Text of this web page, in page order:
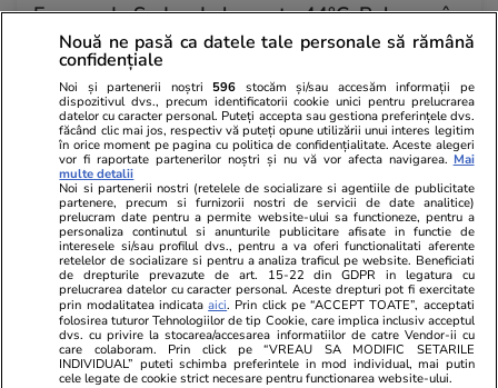
Europa de Sud arde la peste 44°C: Palermo în
pană de curent, mii de evacuați lângă
Bordeaux și flăcări necontrolate în Sicilia
Stiri Mondene 16:13
Dragoș Bucur, noi detalii despre viața la țară:
„Noroc cu poliția”. Cu ce vecini se înțelege
„foarte prost”
Stiri Mondene 16:08
Primele imagini cu fiica iubitului Ancăi Țurcașiu.
Tânăra a absolvit facultatea, iar artista a fost
Nouă ne pasă ca datele tale personale să rămână
confidențiale
Noi și partenerii noștri 596 stocăm și/sau accesăm informații pe
dispozitivul dvs., precum identificatorii cookie unici pentru prelucrarea
datelor cu caracter personal. Puteți accepta sau gestiona preferințele dvs.
făcând clic mai jos, respectiv vă puteți opune utilizării unui interes legitim
în orice moment pe pagina cu politica de confidențialitate. Aceste alegeri
vor fi raportate partenerilor noștri și nu vă vor afecta navigarea. Mai
multe detalii
Noi si partenerii nostri (retelele de socializare si agentiile de publicitate
partenere, precum si furnizorii nostri de servicii de date analitice)
prelucram date pentru a permite website-ului sa functioneze, pentru a
personaliza continutul si anunturile publicitare afisate in functie de
interesele si/sau profilul dvs., pentru a va oferi functionalitati aferente
retelelor de socializare si pentru a analiza traficul pe website. Beneficiati
de drepturile prevazute de art. 15-22 din GDPR in legatura cu
prelucrarea datelor cu caracter personal. Aceste drepturi pot fi exercitate
prin modalitatea indicataaici. Prin click pe “ACCEPT TOATE”, acceptati
folosirea tuturor Tehnologiilor de tip Cookie, care implica inclusiv acceptul
dvs. cu privire la stocarea/accesarea informatiilor de catre Vendor-ii cu
care colaboram. Prin click pe “VREAU SA MODIFIC SETARILE
INDIVIDUAL” puteti schimba preferintele in mod individual, mai putin
cele legate de cookie strict necesare pentru functionarea website-ului.